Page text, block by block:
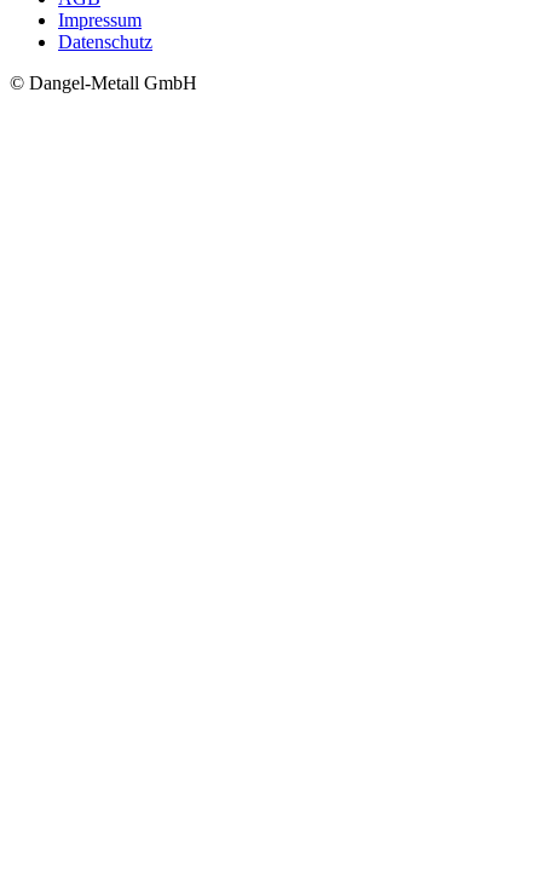
Impressum
Datenschutz
© Dangel-Metall GmbH